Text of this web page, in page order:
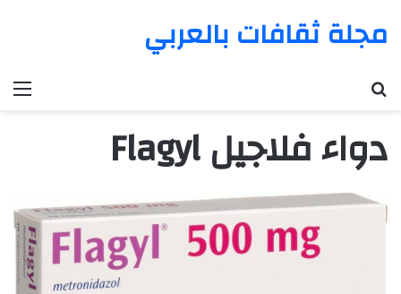
مجلة ثقافات بالعربي
دواء فلاجيل Flagyl